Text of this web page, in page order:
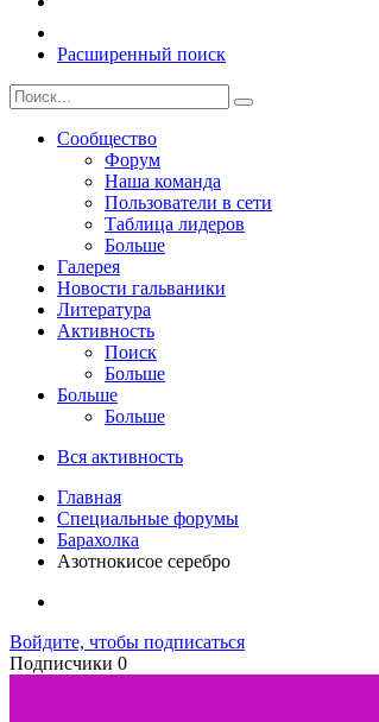
Расширенный поиск
Сообщество
Форум
Наша команда
Пользователи в сети
Таблица лидеров
Больше
Галерея
Новости гальваники
Литература
Активность
Поиск
Больше
Больше
Больше
Вся активность
Главная
Специальные форумы
Барахолка
Азотнокисое серебро
Войдите, чтобы подписаться
Подписчики 0